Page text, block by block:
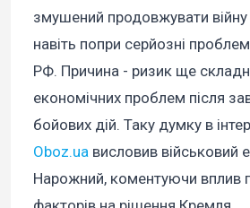
змушений продовжувати війну
навіть попри серйозні
РФ. Причина - ризик ще
економічних проблем після
бойових дій. Таку думку в
Oboz.ua висловив військовий
Нарожний, коментуючи вплив